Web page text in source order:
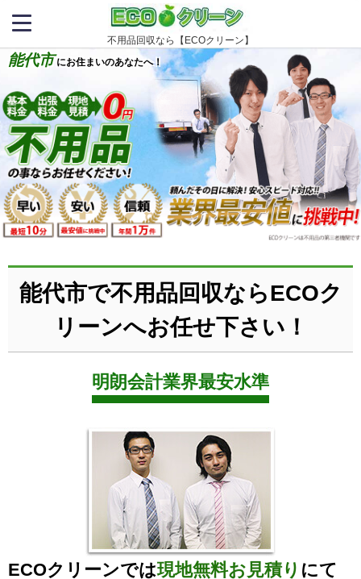
不用品回収なら【ECOクリーン】
能代市 にお住まいのあなたへ！
能代市で不用品回収ならECOク
リーンへお任せ下さい！
明朗会計業界最安水準
ECOクリーンでは現地無料お見積り にて